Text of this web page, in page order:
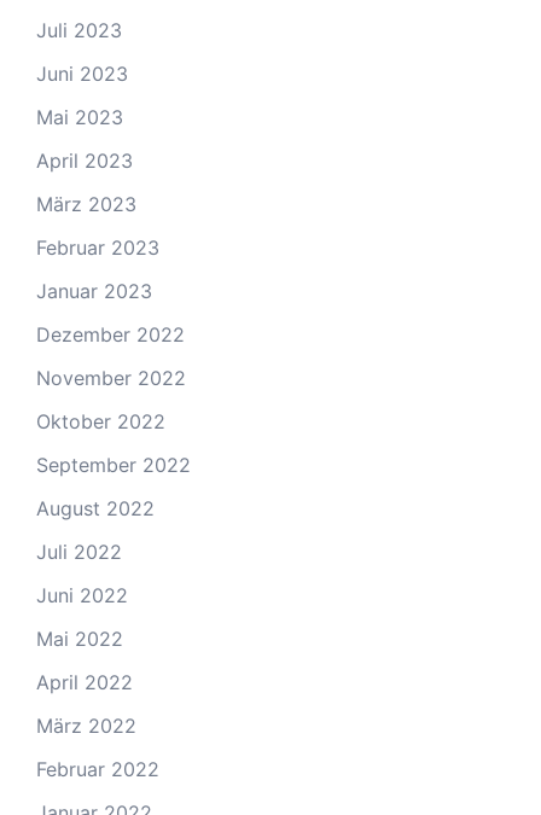
Juli 2023
Juni 2023
Mai 2023
April 2023
März 2023
Februar 2023
Januar 2023
Dezember 2022
November 2022
Oktober 2022
September 2022
August 2022
Juli 2022
Juni 2022
Mai 2022
April 2022
März 2022
Februar 2022